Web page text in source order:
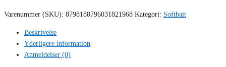
Varenummer (SKU): 8798188796031821968 Kategori: Softbait
Beskrivelse
Yderligere information
Anmeldelser (0)